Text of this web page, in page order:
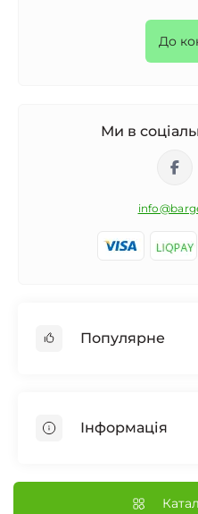
До
Ми в
Популярне
Унісекс Парфумерія
Автомобільний
Інформація
Наші Магазини